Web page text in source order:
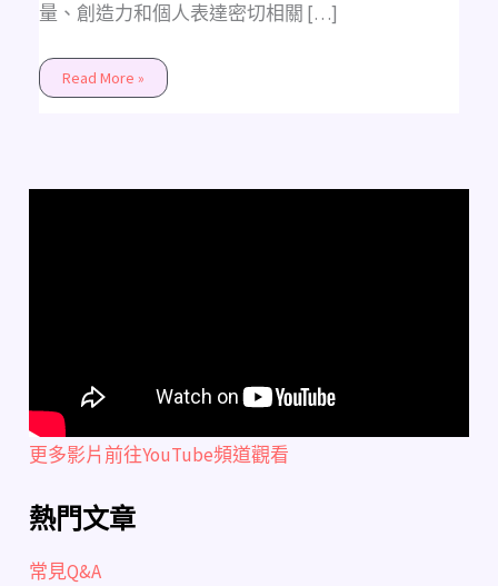
量、創造力和個人表達密切相關 […]
Read More »
更多影片前往YouTube頻道觀看
熱門文章
常見Q&A